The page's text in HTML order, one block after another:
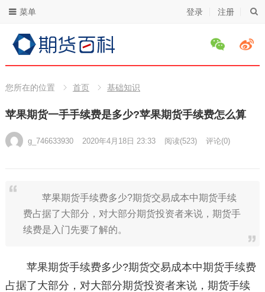
登录 注册
菜单
您所在的位置 首页 基础知识
苹果期货一手手续费是多少?苹果期货手续费怎么算
g_746633930 2020年4月18日 23:33 阅读(523) 评论(0)
苹果期货手续费多少?期货交易成本中期货手续
费占据了大部分，对大部分期货投资者来说，期货手
续费是入门先要了解的。
苹果期货手续费多少?期货交易成本中期货手续费
占据了大部分，对大部分期货投资者来说，期货手续